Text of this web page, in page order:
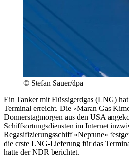
© Stefan Sauer/dpa
Ein Tanker mit Flüssigerdgas (LNG)
Terminal erreicht. Die «Maran Gas
Donnerstagmorgen aus den USA
Schiffsortungsdiensten im Internet
Regasifizierungsschiff «Neptune»
die erste LNG-Lieferung für das
hatte der NDR berichtet.